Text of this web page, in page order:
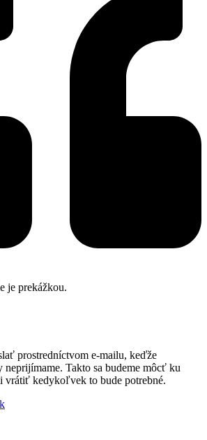
je prekážkou.
prostredníctvom e-mailu, keďže
neprijímame. Takto sa budeme môcť ku
vrátiť kedykoľvek to bude potrebné.